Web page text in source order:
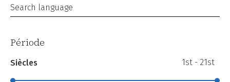
Search language
Période
Siècles 1st - 21st